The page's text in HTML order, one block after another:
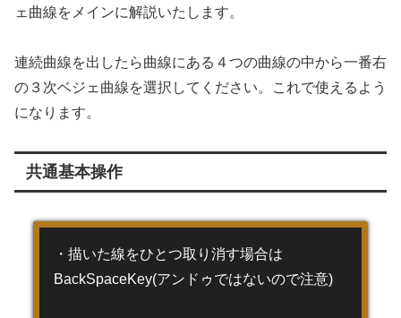
ェ曲線をメインに解説いたします。
連続曲線を出したら曲線にある４つの曲線の中から一番右
の３次ベジェ曲線を選択してください。これで使えるよう
になります。
共通基本操作
・描いた線をひとつ取り消す場合は
BackSpaceKey(アンドゥではないので注意)